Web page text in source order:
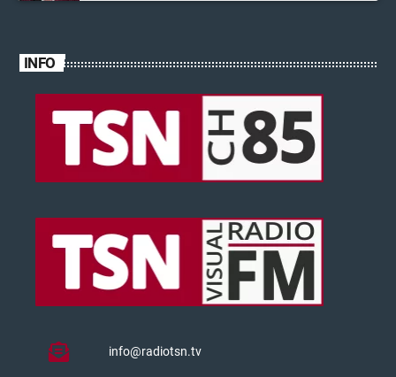
INFO
info@radiotsn.tv